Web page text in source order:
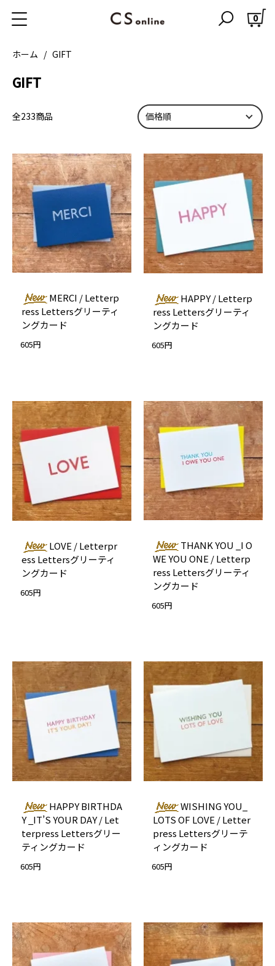
0
ホーム GIFT
GIFT
全233商品
MERCI / Letterp
ress Lettersグリーティ
ングカード
605円
HAPPY / Letterp
ress Lettersグリーティ
ングカード
605円
LOVE / Letterpr
ess Lettersグリーティ
ングカード
605円
THANK YOU _I O
WE YOU ONE / Letterp
ress Lettersグリーティ
ングカード
605円
HAPPY BIRTHDA
Y _IT’S YOUR DAY / Let
terpress Lettersグリー
ティングカード
605円
WISHING YOU_
LOTS OF LOVE / Letter
press Lettersグリーテ
ィングカード
605円